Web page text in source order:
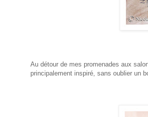
Au détour de mes promenades aux
principalement inspiré, sans oublier un